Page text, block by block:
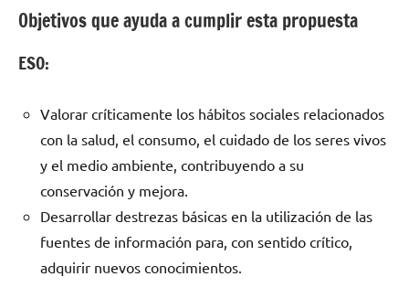
Objetivos que ayuda a cumplir esta propuesta
ESO:
Valorar críticamente los hábitos sociales relacionados
con la salud, el consumo, el cuidado de los seres vivos
y el medio ambiente, contribuyendo a su
conservación y mejora.
Desarrollar destrezas básicas en la utilización de las
fuentes de información para, con sentido crítico,
adquirir nuevos conocimientos.